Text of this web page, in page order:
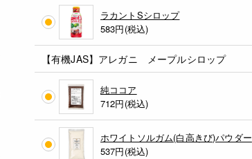
ラカントSシロップ
583円(税込)
【有機JAS】アレガニ メープルシロップ
純ココア
712円(税込)
ホワイトソルガム(白高きび)パウダー
537円(税込)